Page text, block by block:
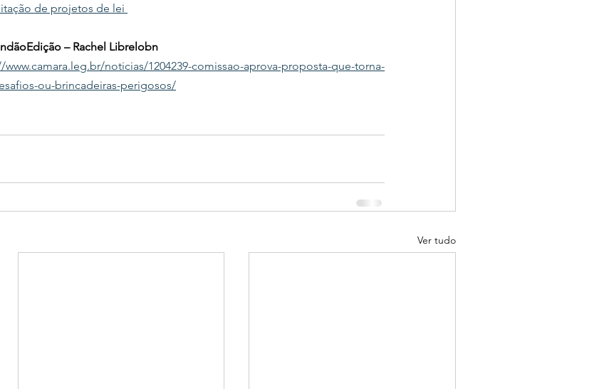
de projetos de lei
– Rachel Librelobn
www.camara.leg.br/noticias/1204239-comissao-aprova-proposta-que-torna-
ou-brincadeiras-perigosos/
Ver tudo